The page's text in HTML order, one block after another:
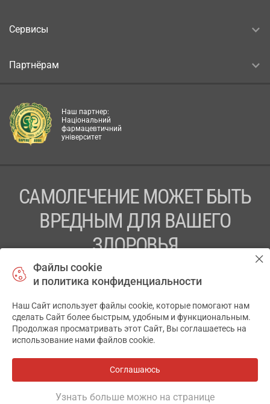
Сервисы
Партнёрам
Наш партнер:
Національний
фармацевтичний
університет
САМОЛЕЧЕНИЕ МОЖЕТ БЫТЬ
ВРЕДНЫМ ДЛЯ ВАШЕГО
ЗДОРОВЬЯ
ПЕРЕД ПРИМЕНЕНИЕМ ПРЕПАРАТА
ПРОКОНСУЛЬТИРУЙТЕСЬ С ВРАЧОМ
ТОВ «АПТЕКА 911.ЮА» Код ЄДРПОУ 43631965.
Отказ от ответственности
АПТЕКА911.ЮА
Файлы cookie
и политика конфиденциальности
Наш Сайт использует файлы cookie, которые помогают нам
сделать Сайт более быстрым, удобным и функциональным.
Продолжая просматривать этот Сайт, Вы соглашаетесь на
использование нами файлов cookie.
Соглашаюсь
Узнать больше можно на странице
✕